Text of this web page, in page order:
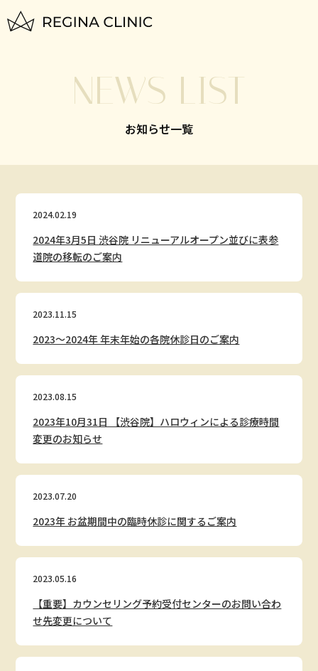
TOP
PLAN
いびき治療
NIGHTLASE
SKIN
CLINIC LIST
よくある質問
FAQ
採用情報
RECRUITMENT
メンズ脱毛はこちら
MENS
無料カウンセリング予約
NEWS LIST
お知らせ一覧
2024.02.19
2024年3月5日 渋谷院 リニューアルオープン並びに表参
道院の移転のご案内
2023.11.15
2023〜2024年 年末年始の各院休診日のご案内
2023.08.15
2023年10月31日 【渋谷院】ハロウィンによる診療時間
変更のお知らせ
2023.07.20
2023年 お盆期間中の臨時休診に関するご案内
2023.05.16
【重要】カウンセリング予約受付センターのお問い合わ
せ先変更について